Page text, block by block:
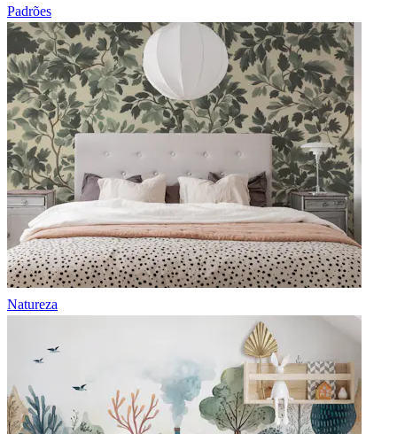
Padrões
Natureza